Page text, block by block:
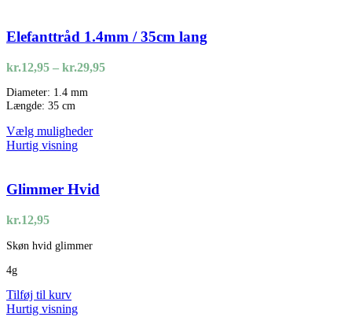
Elefanttråd 1.4mm / 35cm lang
kr.12,95 – kr.29,95Prisinterval:
Diameter: 1.4 mm
Længde: 35 cm
Vælg mulighederDette
varianter.
på
Hurtig visning
Glimmer Hvid
kr.12,95
Skøn hvid glimmer
4g
Tilføj til kurv
Hurtig visning